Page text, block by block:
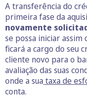
A transferência do
primeira fase da
novamente
se possa iniciar assim
ficará a cargo do seu
cliente novo para o
avaliação das suas
onde a sua taxa de
conta.